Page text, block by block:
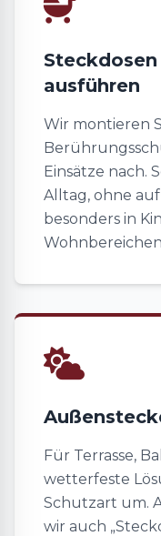
ausführen
Wir montieren
Einsätze nach.
Alltag, ohne
besonders in
Für Terrasse,
wetterfeste
Schutzart um.
wir auch